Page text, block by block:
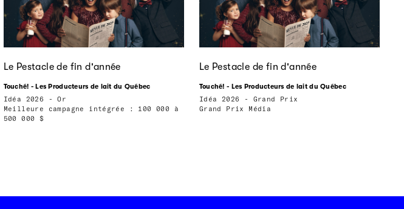
Le Pestacle de fin d'année
Touché! - Les Producteurs de lait du Québec
Idéa 2026 - Or
Meilleure campagne intégrée : 100 000 à
500 000 $
Le Pestacle de fin d'année
Touché! - Les Producteurs de lait du Québec
Idéa 2026 - Grand Prix
Grand Prix Média